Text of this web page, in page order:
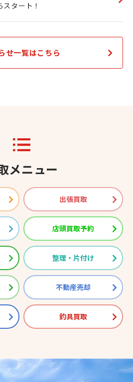
タート！
せ一覧はこちら
メニュー
出張買取
店頭買取予約
整理・片付け
不動産売却
釣具買取